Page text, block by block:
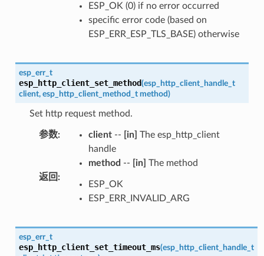
ESP_OK (0) if no error occurred
specific error code (based on
ESP_ERR_ESP_TLS_BASE) otherwise
esp_err_t
esp_http_client_set_method(esp_http_client_handle_t
client, esp_http_client_method_t method)
Set http request method.
参数: client-- [in] The esp_http_client
handle
method -- [in] The method
返回 :
ESP_OK
ESP_ERR_INVALID_ARG
esp_err_t
esp_http_client_set_timeout_ms(esp_http_client_handle_t